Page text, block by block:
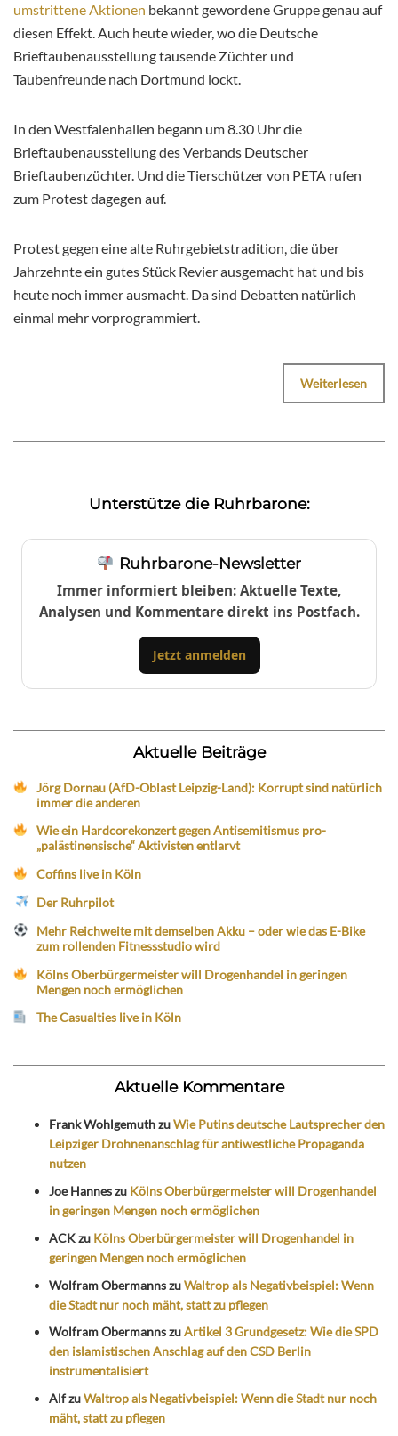
umstrittene Aktionen bekannt gewordene Gruppe genau auf
diesen Effekt. Auch heute wieder, wo die Deutsche
Brieftaubenausstellung tausende Züchter und
Taubenfreunde nach Dortmund lockt.
In den Westfalenhallen begann um 8.30 Uhr die
Brieftaubenausstellung des Verbands Deutscher
Brieftaubenzüchter. Und die Tierschützer von PETA rufen
zum Protest dagegen auf.
Protest gegen eine alte Ruhrgebietstradition, die über
Jahrzehnte ein gutes Stück Revier ausgemacht hat und bis
heute noch immer ausmacht. Da sind Debatten natürlich
einmal mehr vorprogrammiert.
Weiterlesen
Unterstütze die Ruhrbarone:
Ruhrbarone-Newsletter
Immer informiert bleiben: Aktuelle Texte,
Analysen und Kommentare direkt ins Postfach.
Jetzt anmelden
Aktuelle Beiträge
Jörg Dornau (AfD-Oblast Leipzig-Land): Korrupt sind natürlich
immer die anderen
Wie ein Hardcorekonzert gegen Antisemitismus pro-
„palästinensische“ Aktivisten entlarvt
Coffins live in Köln
Der Ruhrpilot
Mehr Reichweite mit demselben Akku – oder wie das E-Bike
zum rollenden Fitnessstudio wird
Kölns Oberbürgermeister will Drogenhandel in geringen
Mengen noch ermöglichen
The Casualties live in Köln
Aktuelle Kommentare
Frank WohlgemuthzuWie Putins deutsche Lautsprecher den
Leipziger Drohnenanschlag für antiwestliche Propaganda
nutzen
Joe Hanneszu Kölns Oberbürgermeister will Drogenhandel
in geringen Mengen noch ermöglichen
ACKzu Kölns Oberbürgermeister will Drogenhandel in
geringen Mengen noch ermöglichen
Wolfram ObermannszuWaltrop als Negativbeispiel: Wenn
die Stadt nur noch mäht, statt zu pflegen
Wolfram ObermannszuArtikel 3 Grundgesetz: Wie die SPD
den islamistischen Anschlag auf den CSD Berlin
instrumentalisiert
AlfzuWaltrop als Negativbeispiel: Wenn die Stadt nur noch
mäht, statt zu pflegen